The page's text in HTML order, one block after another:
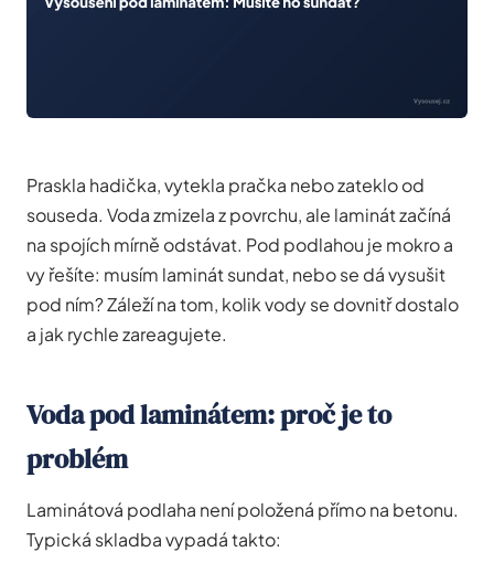
Praskla hadička, vytekla pračka nebo zateklo od
souseda. Voda zmizela z povrchu, ale laminát začíná
na spojích mírně odstávat. Pod podlahou je mokro a
vy řešíte: musím laminát sundat, nebo se dá vysušit
pod ním? Záleží na tom, kolik vody se dovnitř dostalo
a jak rychle zareagujete.
Voda pod laminátem: proč je to
problém
Laminátová podlaha není položená přímo na betonu.
Typická skladba vypadá takto: